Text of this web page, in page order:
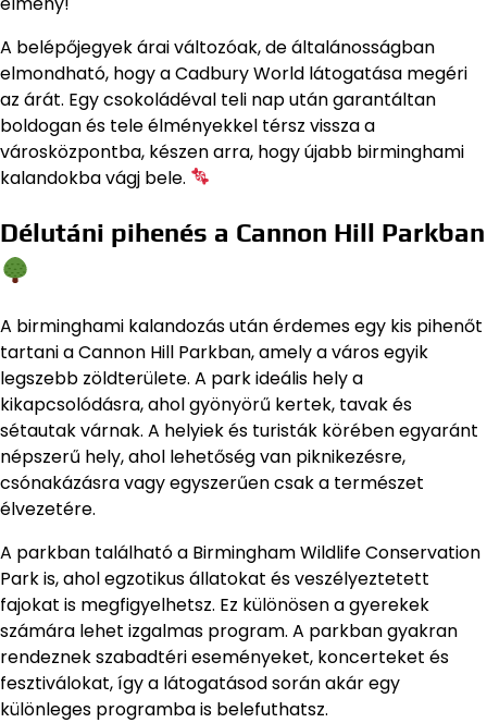
A belépőjegyek árai változóak, de általánosságban
elmondható, hogy a Cadbury World látogatása megéri
az árát. Egy csokoládéval teli nap után garantáltan
boldogan és tele élményekkel térsz vissza a
városközpontba, készen arra, hogy újabb birminghami
kalandokba vágj bele.
Délutáni pihenés a Cannon Hill Parkban
A birminghami kalandozás után érdemes egy kis pihenőt
tartani a Cannon Hill Parkban, amely a város egyik
legszebb zöldterülete. A park ideális hely a
kikapcsolódásra, ahol gyönyörű kertek, tavak és
sétautak várnak. A helyiek és turisták körében egyaránt
népszerű hely, ahol lehetőség van piknikezésre,
csónakázásra vagy egyszerűen csak a természet
élvezetére.
A parkban található a Birmingham Wildlife Conservation
Park is, ahol egzotikus állatokat és veszélyeztetett
fajokat is megfigyelhetsz. Ez különösen a gyerekek
számára lehet izgalmas program. A parkban gyakran
rendeznek szabadtéri eseményeket, koncerteket és
fesztiválokat, így a látogatásod során akár egy
különleges programba is belefuthatsz.